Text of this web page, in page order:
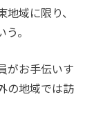
域に限り、
。
がお手伝いす
の地域では訪